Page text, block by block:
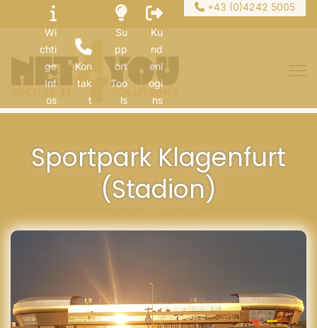
Wi
chti
ge
Inf
os
Kon
tak
t
Su
pp
ort
Too
ls
Ku
nd
enl
ogi
ns
+43 (0)4242 5005
Sportpark Klagenfurt
(Stadion)